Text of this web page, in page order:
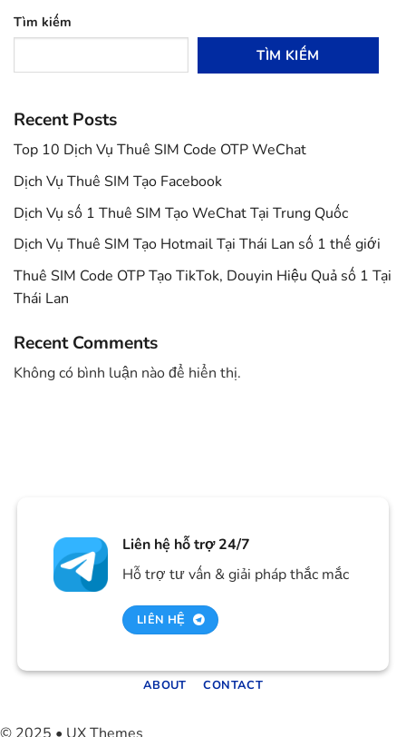
Tìm kiếm
TÌM KIẾM
Recent Posts
Top 10 Dịch Vụ Thuê SIM Code OTP WeChat
Dịch Vụ Thuê SIM Tạo Facebook
Dịch Vụ số 1 Thuê SIM Tạo WeChat Tại Trung Quốc
Dịch Vụ Thuê SIM Tạo Hotmail Tại Thái Lan số 1 thế giới
Thuê SIM Code OTP Tạo TikTok, Douyin Hiệu Quả số 1 Tại
Thái Lan
Recent Comments
Không có bình luận nào để hiển thị.
Liên hệ hỗ trợ 24/7
Hỗ trợ tư vấn & giải pháp thắc mắc
LIÊN HỆ
ABOUT CONTACT